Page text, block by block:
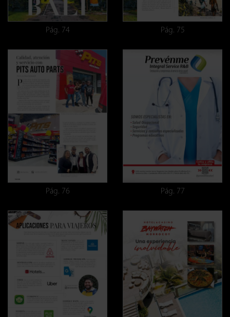
Pág. 74 Pág. 75
Pág. 76 Pág. 77